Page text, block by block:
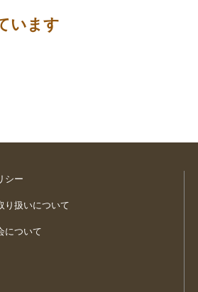
います
シー
り扱いについて
について